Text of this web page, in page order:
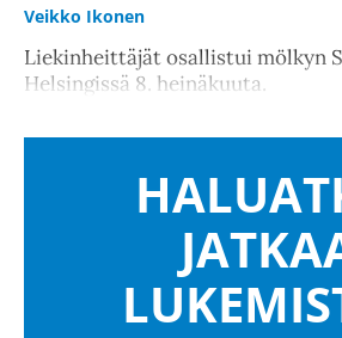
Veikko Ikonen
Liekinheittäjät osallistui mölkyn
Helsingissä 8. heinäkuuta.